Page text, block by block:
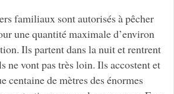
familiaux sont autorisés à pêcher
une quantité maximale d’environ
Ils partent dans la nuit et rentrent
ne vont pas très loin. Ils accostent et
centaine de mètres des énormes